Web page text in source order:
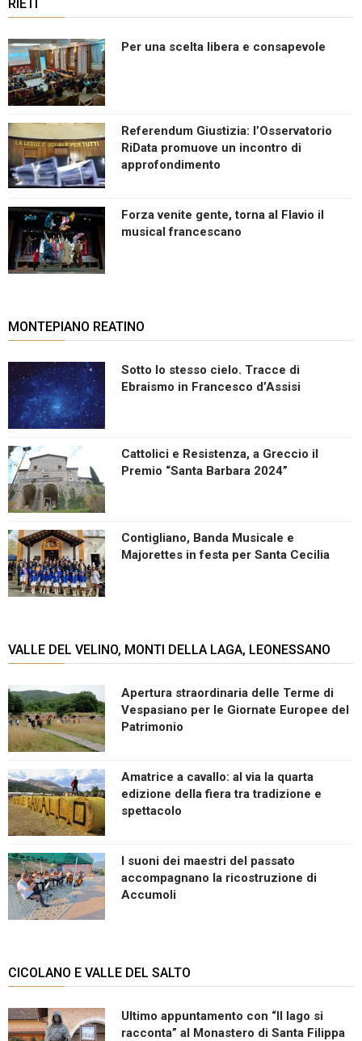
RIETI
Per una scelta libera e consapevole
Referendum Giustizia: l’Osservatorio
RiData promuove un incontro di
approfondimento
Forza venite gente, torna al Flavio il
musical francescano
MONTEPIANO REATINO
Sotto lo stesso cielo. Tracce di
Ebraismo in Francesco d’Assisi
Cattolici e Resistenza, a Greccio il
Premio “Santa Barbara 2024”
Contigliano, Banda Musicale e
Majorettes in festa per Santa Cecilia
VALLE DEL VELINO, MONTI DELLA LAGA, LEONESSANO
Apertura straordinaria delle Terme di
Vespasiano per le Giornate Europee del
Patrimonio
Amatrice a cavallo: al via la quarta
edizione della fiera tra tradizione e
spettacolo
I suoni dei maestri del passato
accompagnano la ricostruzione di
Accumoli
CICOLANO E VALLE DEL SALTO
Ultimo appuntamento con “Il lago si
racconta” al Monastero di Santa Filippa